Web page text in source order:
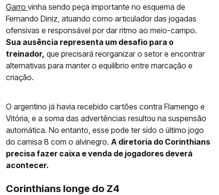
Garro vinha sendo peça importante no esquema de
Fernando Diniz, atuando como articulador das jogadas
ofensivas e responsável por dar ritmo ao meio-campo.
Sua ausência representa um desafio para o
treinador, que precisará reorganizar o setor e encontrar
alternativas para manter o equilíbrio entre marcação e
criação.
O argentino já havia recebido cartões contra Flamengo e
Vitória, e a soma das advertências resultou na suspensão
automática. No entanto, esse pode ter sido o último jogo
do camisa 8 com o alvinegro. A diretoria do Corinthians
precisa fazer caixa e venda de jogadores deverá
acontecer.
Corinthians longe do Z4